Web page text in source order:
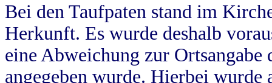
Bei den Taufpaten stand im
Herkunft. Es wurde deshalb
eine Abweichung zur
angegeben wurde. Hierbei wurde